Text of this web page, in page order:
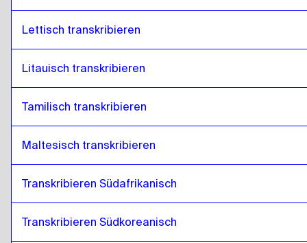
Lettisch transkribieren
Litauisch transkribieren
Tamilisch transkribieren
Maltesisch transkribieren
Transkribieren Südafrikanisch
Transkribieren Südkoreanisch